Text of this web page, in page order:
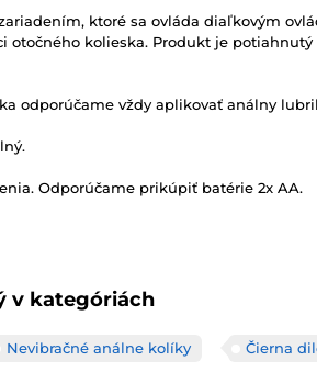
ktoré sa ovláda diaľkovým
otočného kolieska. Produkt je potiahnutý
odporúčame vždy aplikovať análny
Odporúčame prikúpiť batérie 2x AA.
v kategóriách
Nevibračné análne kolíky Čierna